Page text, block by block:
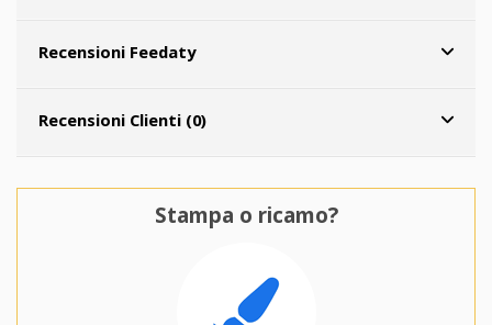
Recensioni Feedaty
Recensioni Clienti (0)
Stampa o ricamo?